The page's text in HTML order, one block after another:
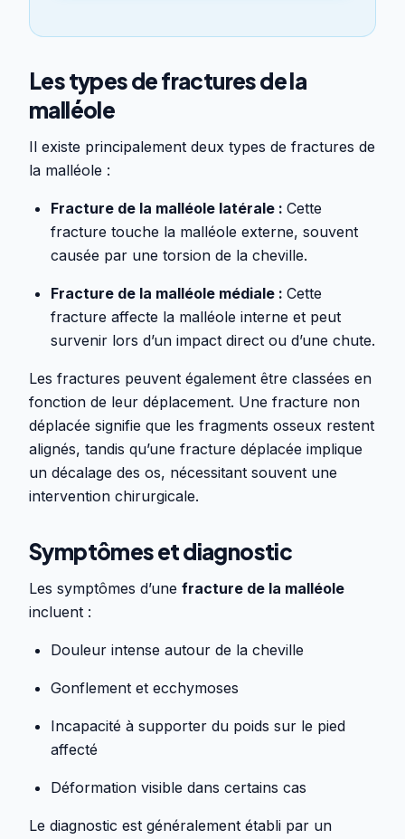
Les types de fractures de la
malléole
Il existe principalement deux types de fractures de
la malléole :
Fracture de la malléole latérale : Cette
fracture touche la malléole externe, souvent
causée par une torsion de la cheville.
Fracture de la malléole médiale : Cette
fracture affecte la malléole interne et peut
survenir lors d’un impact direct ou d’une chute.
Les fractures peuvent également être classées en
fonction de leur déplacement. Une fracture non
déplacée signifie que les fragments osseux restent
alignés, tandis qu’une fracture déplacée implique
un décalage des os, nécessitant souvent une
intervention chirurgicale.
Symptômes et diagnostic
Les symptômes d’une fracture de la malléole
incluent :
Douleur intense autour de la cheville
Gonflement et ecchymoses
Incapacité à supporter du poids sur le pied
affecté
Déformation visible dans certains cas
Le diagnostic est généralement établi par un